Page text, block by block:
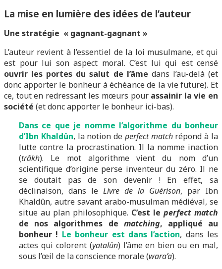
La mise en lumière des idées de l’auteur
Une stratégie « gagnant-gagnant »
L’auteur revient à l’essentiel de la loi musulmane, et qui
est pour lui son aspect moral. C’est lui qui est censé
ouvrir les portes du salut de l’âme dans l’au-delà (et
donc apporter le bonheur à échéance de la vie future). Et
ce, tout en redressant les mœurs pour assainir la vie en
société (et donc apporter le bonheur ici-bas).
Dans ce que je nomme l’algorithme du bonheur
d’Ibn Khaldûn, la notion de perfect match répond à la
lutte contre la procrastination. Il la nomme inaction
(trâkh). Le mot algorithme vient du nom d’un
scientifique d’origine perse inventeur du zéro. Il ne
se doutait pas de son devenir ! En effet, sa
déclinaison, dans le Livre de la Guérison, par Ibn
Khaldûn, autre savant arabo-musulman médiéval, se
situe au plan philosophique. C’est le perfect match
de nos algorithmes de matching, appliqué au
bonheur ! Le bonheur est dans l’action, dans les
actes qui colorent (yatalûn) l’âme en bien ou en mal,
sous l’œil de la conscience morale (wara’a).